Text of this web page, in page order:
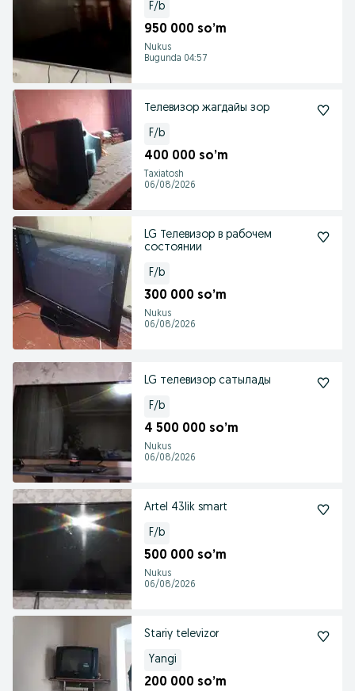
F/b
950 000 so’m
Nukus
Bugunda 04:57
Телевизор жагдайы зор
F/b
400 000 so’m
Taxiatosh
06/08/2026
LG Телевизор в рабочем
состоянии
F/b
300 000 so’m
Nukus
06/08/2026
LG телевизор сатылады
F/b
4 500 000 so’m
Nukus
06/08/2026
Artel 43lik smart
F/b
500 000 so’m
Nukus
06/08/2026
Stariy televizor
Yangi
200 000 so’m